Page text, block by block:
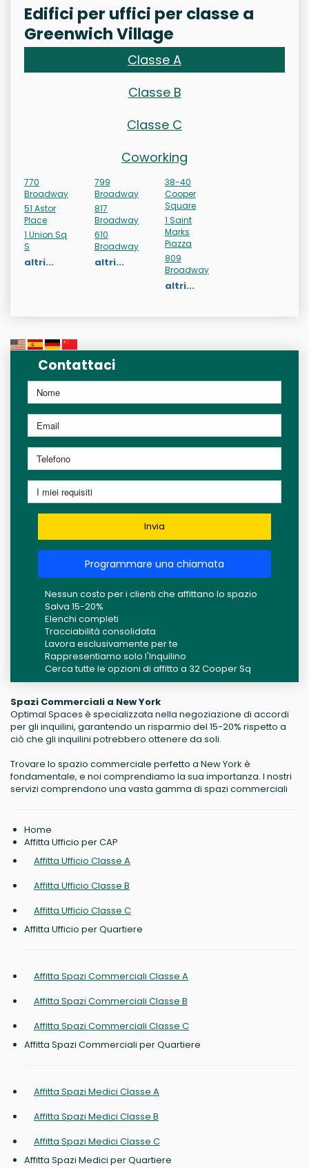
Edifici per uffici per classe a
Greenwich Village
Classe A
Classe B
Classe C
Coworking
770
Broadway
51 Astor
Place
1 Union Sq
S
altri...
799
Broadway
817
Broadway
610
Broadway
altri...
38-40
Cooper
Square
1 Saint
Marks
Piazza
809
Broadway
altri...
Contattaci
Invia
Programmare una chiamata
Nessun costo per i clienti che affittano lo spazio
Salva 15-20%
Elenchi completi
Tracciabilità consolidata
Lavora esclusivamente per te
Rappresentiamo solo l'Inquilino
Cerca tutte le opzioni di affitto a 32 Cooper Sq
Spazi Commerciali a New York
Optimal Spaces è specializzata nella negoziazione di accordi
per gli inquilini, garantendo un risparmio del 15-20% rispetto a
ciò che gli inquilini potrebbero ottenere da soli.
Trovare lo spazio commerciale perfetto a New York è
fondamentale, e noi comprendiamo la sua importanza. I nostri
servizi comprendono una vasta gamma di spazi commerciali
Home
Affitta Ufficio per CAP
Affitta Ufficio Classe A
Affitta Ufficio Classe B
Affitta Ufficio Classe C
Affitta Ufficio per Quartiere
Affitta Spazi Commerciali Classe A
Affitta Spazi Commerciali Classe B
Affitta Spazi Commerciali Classe C
Affitta Spazi Commerciali per Quartiere
Affitta Spazi Medici Classe A
Affitta Spazi Medici Classe B
Affitta Spazi Medici Classe C
Affitta Spazi Medici per Quartiere